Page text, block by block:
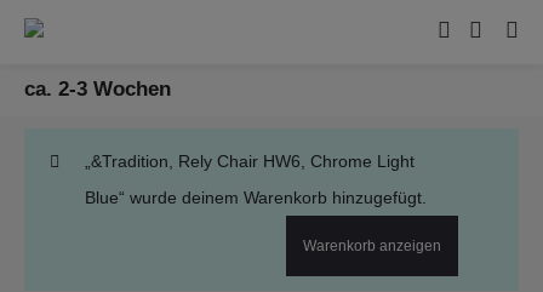
ca. 2-3 Wochen
„&Tradition, Rely Chair HW6, Chrome Light
Blue“ wurde deinem Warenkorb hinzugefügt.
Warenkorb anzeigen